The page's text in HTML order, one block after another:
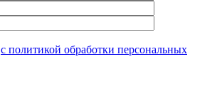
с политикой обработки персональных